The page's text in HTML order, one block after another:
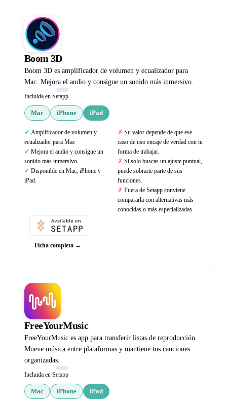
Boom 3D
Boom 3D es amplificador de volumen y ecualizador para
Mac. Mejora el audio y consigue un sonido más inmersivo.
Incluida en Setapp
Mac iPhone iPad
Amplificador de volumen y
ecualizador para Mac
Mejora el audio y consigue un
sonido más inmersivo
Disponible en Mac, iPhone y
iPad.
Su valor depende de que ese
caso de uso encaje de verdad con tu
forma de trabajar.
Si solo buscas un ajuste puntual,
puede sobrarte parte de sus
funciones.
Fuera de Setapp conviene
compararla con alternativas más
conocidas o más especializadas.
Ficha completa →
FreeYourMusic
FreeYourMusic es app para transferir listas de reproducción.
Mueve música entre plataformas y mantiene tus canciones
organizadas.
Incluida en Setapp
Mac iPhone iPad